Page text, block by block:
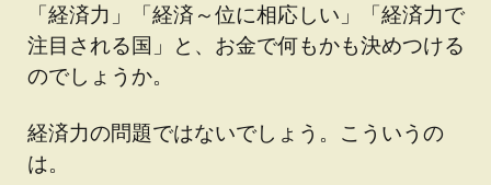
「経済力」「経済～位に相応しい」「経済力で
注目される国」と、お金で何もかも決めつける
のでしょうか。
経済力の問題ではないでしょう。こういうの
は。